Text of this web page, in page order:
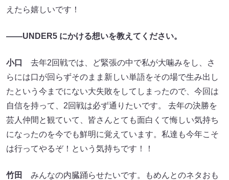
えたら嬉しいです！
――UNDER5 にかける想いを教えてください。
小口
去年2回戦では、ど緊張の中で私が大噛みをし、さ
らには口が回らずそのまま新しい単語をその場で生み出し
たという今までにない大失敗をしてしまったので、今回は
自信を持って、2回戦は必ず通りたいです。 去年の決勝を
芸人仲間と観ていて、皆さんとても面白くて悔しい気持ち
になったのを今でも鮮明に覚えています。私達も今年こそ
は行ってやるぞ！という気持ちです！！
竹田
みんなの内臓踊らせたいです。もめんとのネタおも